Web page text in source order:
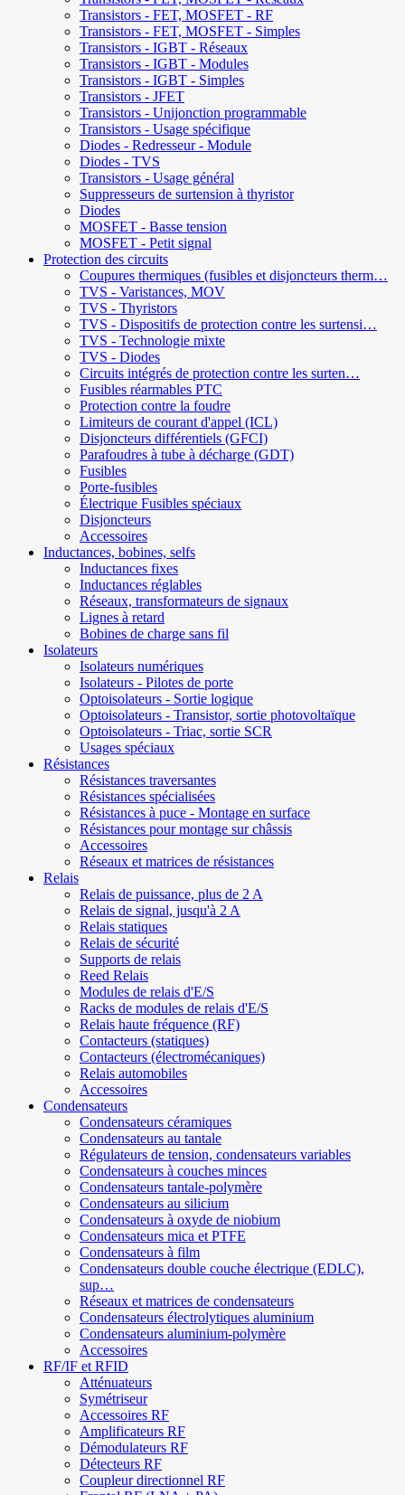
Transistors - FET, MOSFET - RF
Transistors - FET, MOSFET - Simples
Transistors - IGBT - Réseaux
Transistors - IGBT - Modules
Transistors - IGBT - Simples
Transistors - JFET
Transistors - Unijonction programmable
Transistors - Usage spécifique
Diodes - Redresseur - Module
Diodes - TVS
Transistors - Usage général
Suppresseurs de surtension à thyristor
Diodes
MOSFET - Basse tension
MOSFET - Petit signal
Protection des circuits
Coupures thermiques (fusibles et disjoncteurs therm…
TVS - Varistances, MOV
TVS - Thyristors
TVS - Dispositifs de protection contre les surtensi…
TVS - Technologie mixte
TVS - Diodes
Circuits intégrés de protection contre les surten…
Fusibles réarmables PTC
Protection contre la foudre
Limiteurs de courant d'appel (ICL)
Disjoncteurs différentiels (GFCI)
Parafoudres à tube à décharge (GDT)
Fusibles
Porte-fusibles
Électrique Fusibles spéciaux
Disjoncteurs
Accessoires
Inductances, bobines, selfs
Inductances fixes
Inductances réglables
Réseaux, transformateurs de signaux
Lignes à retard
Bobines de charge sans fil
Isolateurs
Isolateurs numériques
Isolateurs - Pilotes de porte
Optoisolateurs - Sortie logique
Optoisolateurs - Transistor, sortie photovoltaïque
Optoisolateurs - Triac, sortie SCR
Usages spéciaux
Résistances
Résistances traversantes
Résistances spécialisées
Résistances à puce - Montage en surface
Résistances pour montage sur châssis
Accessoires
Réseaux et matrices de résistances
Relais
Relais de puissance, plus de 2 A
Relais de signal, jusqu'à 2 A
Relais statiques
Relais de sécurité
Supports de relais
Reed Relais
Modules de relais d'E/S
Racks de modules de relais d'E/S
Relais haute fréquence (RF)
Contacteurs (statiques)
Contacteurs (électromécaniques)
Relais automobiles
Accessoires
Condensateurs
Condensateurs céramiques
Condensateurs au tantale
Régulateurs de tension, condensateurs variables
Condensateurs à couches minces
Condensateurs tantale-polymère
Condensateurs au silicium
Condensateurs à oxyde de niobium
Condensateurs mica et PTFE
Condensateurs à film
Condensateurs double couche électrique (EDLC),
sup…
Réseaux et matrices de condensateurs
Condensateurs électrolytiques aluminium
Condensateurs aluminium-polymère
Accessoires
RF/IF et RFID
Atténuateurs
Symétriseur
Accessoires RF
Amplificateurs RF
Démodulateurs RF
Détecteurs RF
Coupleur directionnel RF